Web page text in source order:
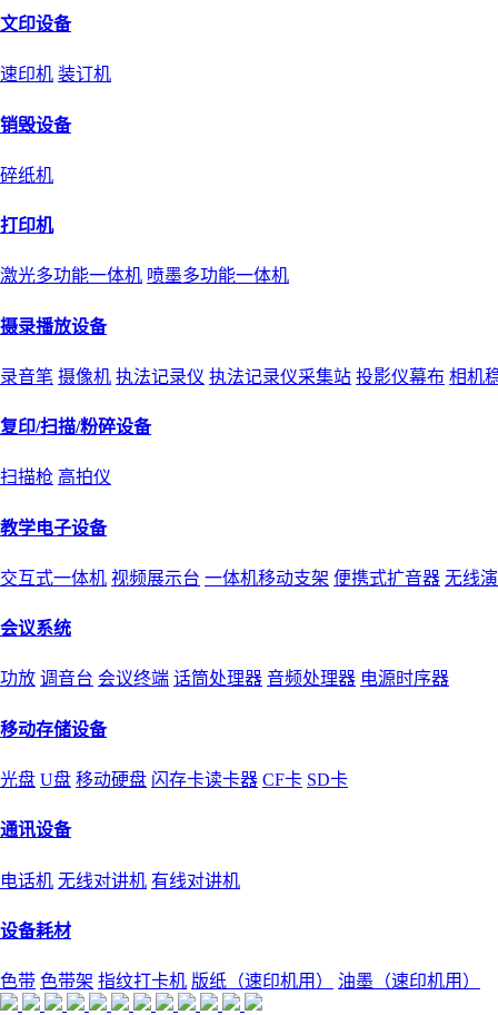
文印设备
速印机 装订机
销毁设备
碎纸机
打印机
激光多功能一体机 喷墨多功能一体机
摄录播放设备
录音笔 摄像机 执法记录仪 执法记录仪采集站 投影仪幕布 相机
复印/扫描/粉碎设备
扫描枪 高拍仪
教学电子设备
交互式一体机 视频展示台 一体机移动支架 便携式扩音器 无线
会议系统
功放 调音台 会议终端 话筒处理器 音频处理器 电源时序器
移动存储设备
光盘 U盘 移动硬盘 闪存卡读卡器 CF卡 SD卡
通讯设备
电话机 无线对讲机 有线对讲机
设备耗材
色带 色带架 指纹打卡机 版纸（速印机用） 油墨（速印机用）